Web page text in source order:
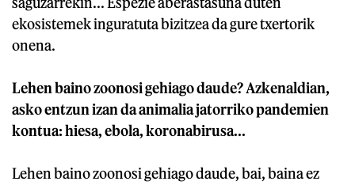
ekosistemek inguratuta bizitzea da gure txertorik
onena.
Lehen baino zoonosi gehiago daude? Azkenaldian,
asko entzun izan da animalia jatorriko pandemien
kontua: hiesa, ebola, koronabirusa...
Lehen baino zoonosi gehiago daude, bai, baina ez